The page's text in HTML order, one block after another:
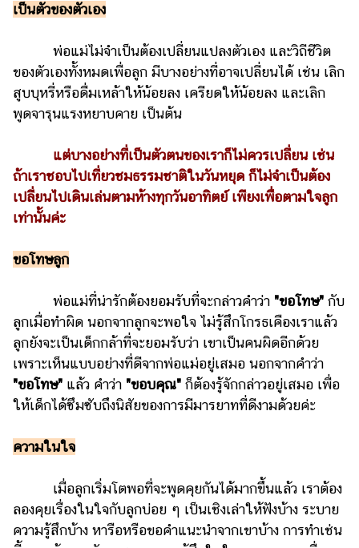
บริการ
แอปฯ
กระปุก
คอร์ส
เรียน
เลข
ออนไลน์
ติดต่อ
แจ้ง
ร่วม
งาน
เรา
เป็นตัวของตัวเอง
พ่อแม่ไม่จำเป็นต้องเปลี่ยนแปลงตัวเอง และวิถีชีวิต
ของตัวเองทั้งหมดเพื่อลูก มีบางอย่างที่อาจเปลี่ยนได้ เช่น เลิก
สูบบุหรี่หรือดื่มเหล้าให้น้อยลง เครียดให้น้อยลง และเลิก
พูดจารุนแรงหยาบคาย เป็นต้น
แต่บางอย่างที่เป็นตัวตนของเราก็ไม่ควรเปลี่ยน เช่น
ถ้าเราชอบไปเที่ยวชมธรรมชาติในวันหยุด ก็ไม่จำเป็นต้อง
เปลี่ยนไปเดินเล่นตามห้างทุกวันอาทิตย์ เพียงเพื่อตามใจลูก
เท่านั้นค่ะ
ขอโทษลูก
พ่อแม่ที่น่ารักต้องยอมรับที่จะกล่าวคำว่า "ขอโทษ" กับ
ลูกเมื่อทำผิด นอกจากลูกจะพอใจ ไม่รู้สึกโกรธเคืองเราแล้ว
ลูกยังจะเป็นเด็กกล้าที่จะยอมรับว่า เขาเป็นคนผิดอีกด้วย
เพราะเห็นแบบอย่างที่ดีจากพ่อแม่อยู่เสมอ นอกจากคำว่า
"ขอโทษ" แล้ว คำว่า "ขอบคุณ" ก็ต้องรู้จักกล่าวอยู่เสมอ เพื่อ
ให้เด็กได้ซึมซับถึงนิสัยของการมีมารยาทที่ดีงามด้วยค่ะ
ความในใจ
เมื่อลูกเริ่มโตพอที่จะพูดคุยกันได้มากขึ้นแล้ว เราต้อง
ลองคุยเรื่องในใจกับลูกบ่อย ๆ เป็นเชิงเล่าให้ฟังบ้าง ระบาย
ความรู้สึกบ้าง หารือหรือขอคำแนะนำจากเขาบ้าง การทำเช่น